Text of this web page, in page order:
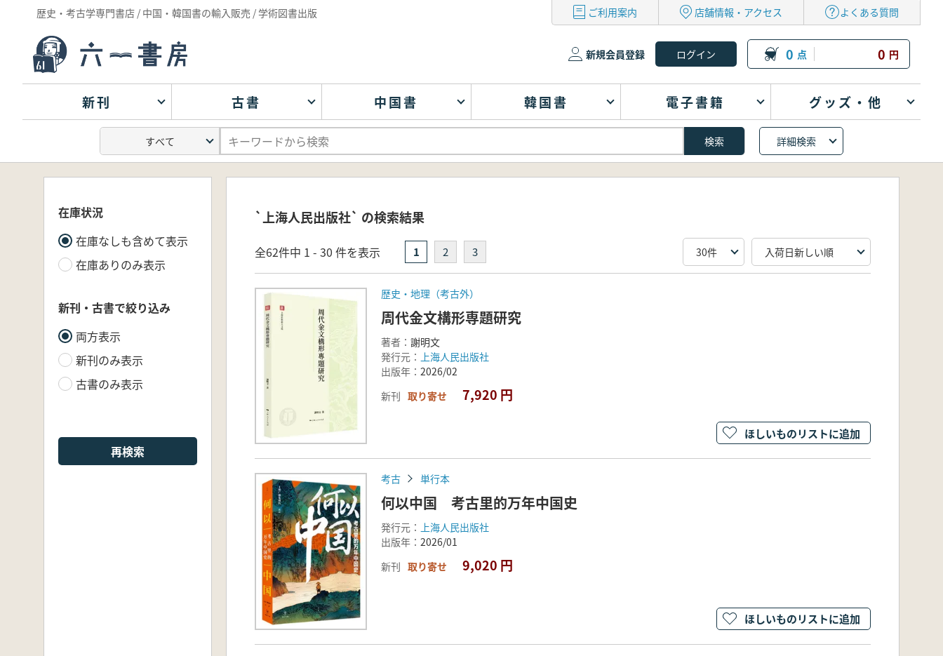
歴史・考古学専門書店 / 中国・韓国書の輸入販売 / 学術図書出版 ご利用案内 店舗情報・アクセス よくある質問
新規会員登録 0 点 0 円
新刊 古書 中国書 韓国書 電子書籍 グッズ・他
詳細検索
在庫状況
在庫なしも含めて表示
在庫ありのみ表示
新刊・古書で絞り込み
両方表示
新刊のみ表示
古書のみ表示
再検索
`上海人民出版社` の検索結果
全62件中 1 - 30 件を表示 1 2 3
歴史・地理（考古外）
周代金文構形専題研究
著者： 謝明文
発行元： 上海人民出版社
出版年： 2026/02
新刊 取り寄せ 7,920 円
ほしいものリストに追加
考古 単行本
何以中国 考古里的万年中国史
発行元： 上海人民出版社
出版年： 2026/01
新刊 取り寄せ 9,020 円
ほしいものリストに追加